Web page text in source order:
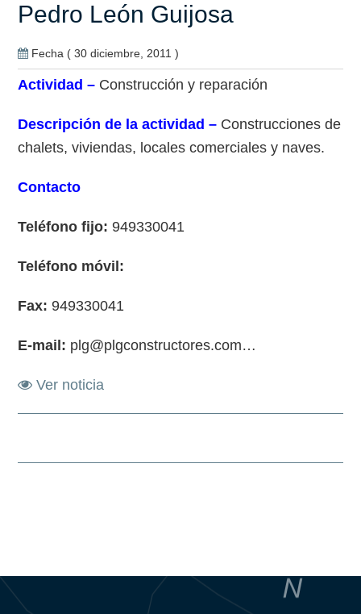
Pedro León Guijosa
Fecha ( 30 diciembre, 2011 )
Actividad – Construcción y reparación
Descripción de la actividad – Construcciones de
chalets, viviendas, locales comerciales y naves.
Contacto
Teléfono fijo:949330041
Teléfono móvil:
Fax:949330041
E-mail: plg@plgconstructores.com…
Ver noticia